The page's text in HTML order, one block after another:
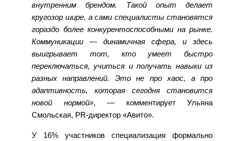
внутренним брендом. Такой опыт делает
кругозор шире, а сами специалисты становятся
гораздо более конкурентоспособными на рынке.
Коммуникации — динамичная сфера, и здесь
выигрывает тот, кто умеет быстро
переключаться, учиться и получать навыки из
разных направлений. Это не про хаос, а про
адаптивность, которая сегодня становится
новой нормой», — комментирует Ульяна
Смольская, PR-директор «Авито».
У 16% участников специализация формально